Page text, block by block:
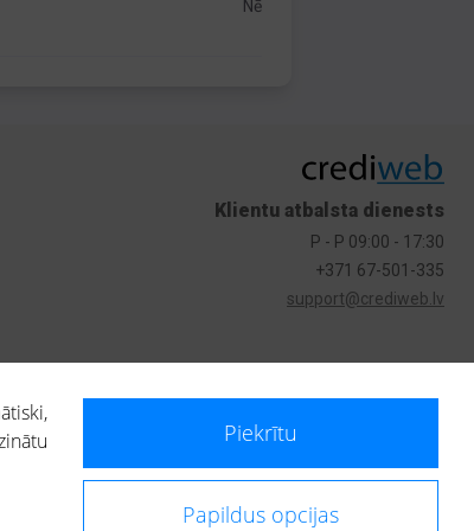
Nē
Klientu atbalsta dienests
P - P 09:00 - 17:30
+371 67-501-335
support@crediweb.lv
izmantojot portālā saņemto informāciju, ir atbildīgs par fizisko
Piekrītu
Papildus opcijas